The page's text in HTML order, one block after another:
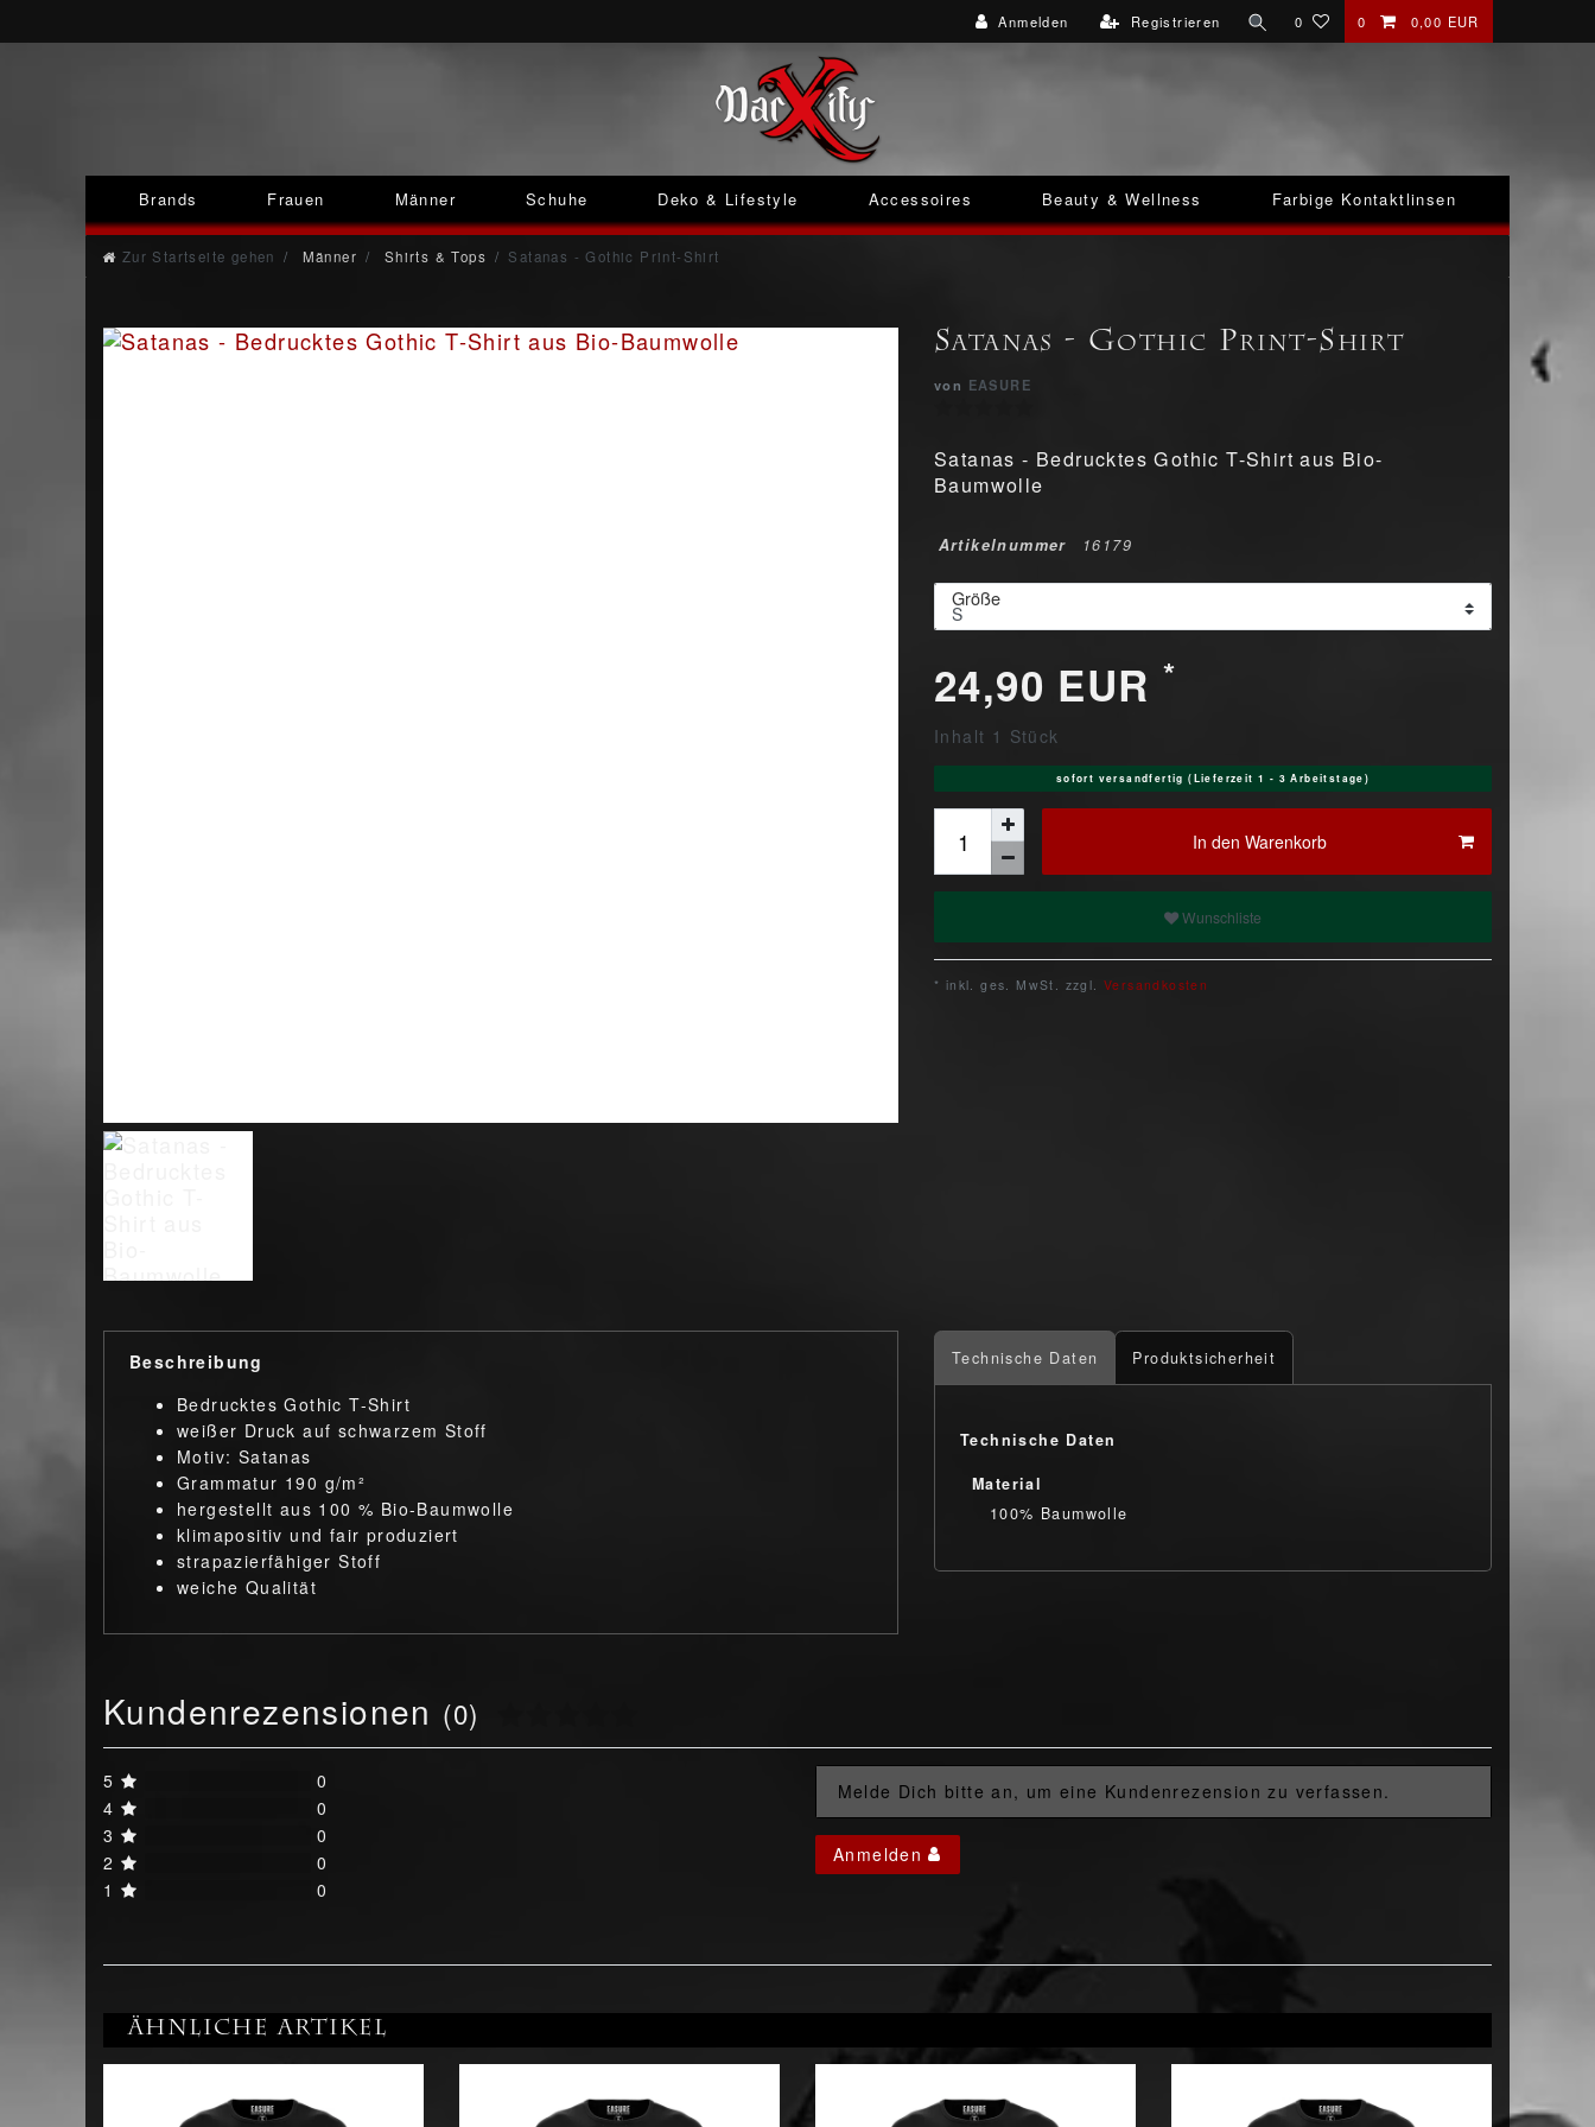
Anmelden Registrieren 0 0 0,00 EUR
Brands Frauen Männer Schuhe Deko & Lifestyle Accessoires Beauty & Wellness Farbige Kontaktlinsen
Zur Startseite gehen Männer Shirts & Tops Satanas - Gothic Print-Shirt
Satanas - Gothic Print-Shirt
von EASURE
Satanas - Bedrucktes Gothic T-Shirt aus Bio-
Baumwolle
Artikelnummer 16179
Größe
24,90 EUR *
Inhalt 1 Stück
sofort versandfertig (Lieferzeit 1 - 3 Arbeitstage)
In den Warenkorb
Wunschliste
* inkl. ges. MwSt. zzgl. Versandkosten
Beschreibung
Bedrucktes Gothic T-Shirt
weißer Druck auf schwarzem Stoff
Motiv: Satanas
Grammatur 190 g/m²
hergestellt aus 100 % Bio-Baumwolle
klimapositiv und fair produziert
strapazierfähiger Stoff
weiche Qualität
Technische Daten Produktsicherheit
Technische Daten
Material
100% Baumwolle
Kundenrezensionen (0)
5
0
4
0
3
0
2
0
1
0
Melde Dich bitte an, um eine Kundenrezension zu verfassen.
Anmelden
Ähnliche Artikel